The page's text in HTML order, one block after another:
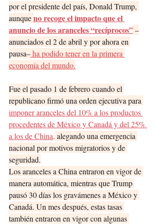
por el presidente del país, Donald Trump,
aunque no recoge el impacto que el
anuncio de los aranceles “recíprocos” –
anunciados el 2 de abril y por ahora en
pausa– ha podido tener en la primera
economía del mundo.
Fue el pasado 1 de febrero cuando el
republicano firmó una orden ejecutiva para
imponer aranceles del 10% a los productos
procedentes de México y Canadá y del 25%
a los de China, alegando una emergencia
nacional por motivos migratorios y de
seguridad.
Los aranceles a China entraron en vigor de
manera automática, mientras que Trump
pausó 30 días los gravámenes a México y
Canadá. Un mes después, estas tasas
también entraron en vigor con algunas